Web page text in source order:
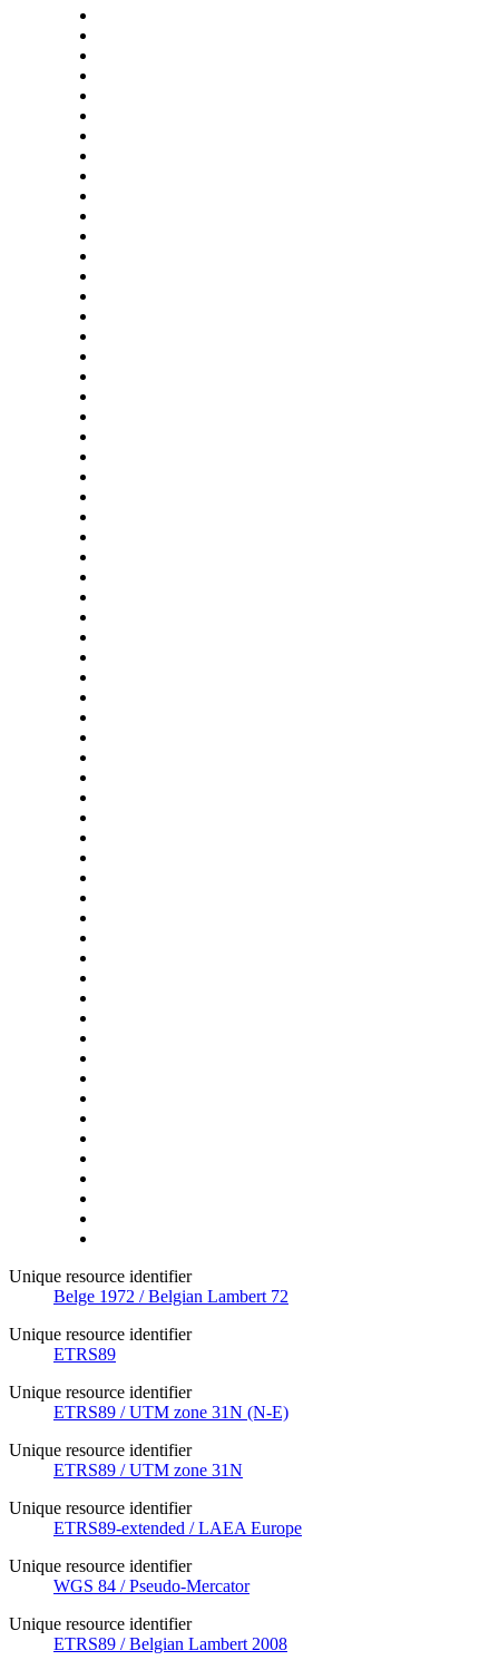
Unique resource identifier
Belge 1972 / Belgian Lambert 72
Unique resource identifier
ETRS89
Unique resource identifier
ETRS89 / UTM zone 31N (N-E)
Unique resource identifier
ETRS89 / UTM zone 31N
Unique resource identifier
ETRS89-extended / LAEA Europe
Unique resource identifier
WGS 84 / Pseudo-Mercator
Unique resource identifier
ETRS89 / Belgian Lambert 2008